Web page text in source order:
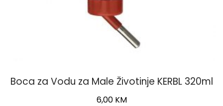
Boca za Vodu za Male Životinje KERBL 320ml
6,00 KM